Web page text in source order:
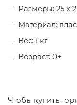
Размеры: 25 x
Материал:
Вес: 1 кг
Возраст: 0+
Чтобы купить